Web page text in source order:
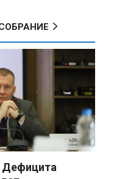
РФ: при
Анискино ВСУ
потери, часть
в плен
Лукашенко:
батьку» и
дома в
назвал